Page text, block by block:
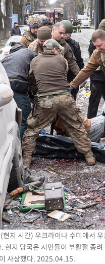
지 시간) 우크라이나 수미에서
현지 당국은 시민들이 부활절 종
사상했다. 2025.04.15.